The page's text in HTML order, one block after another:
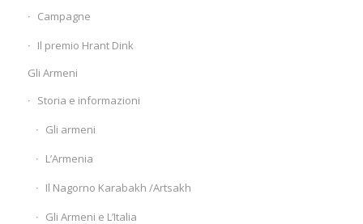
Campagne
Il premio Hrant Dink
Gli Armeni
Storia e informazioni
Gli armeni
L’Armenia
Il Nagorno Karabakh /Artsakh
Gli Armeni e L’Italia